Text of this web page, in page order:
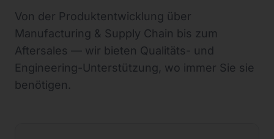
Von der Produktentwicklung über
Manufacturing & Supply Chain bis zum
Aftersales — wir bieten Qualitäts- und
Engineering-Unterstützung, wo immer Sie sie
benötigen.